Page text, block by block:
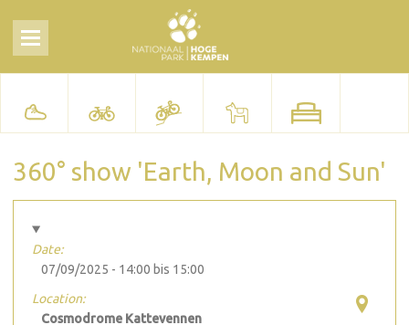
360° show 'Earth, Moon and Sun'
Date:
07/09/2025 - 14:00 bis 15:00
Location:
Cosmodrome Kattevennen